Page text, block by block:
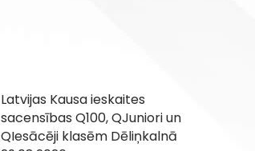
Latvijas Kausa ieskaites
sacensības Q100, QJuniori un
QIesācēji klasēm Dēliņkalnā